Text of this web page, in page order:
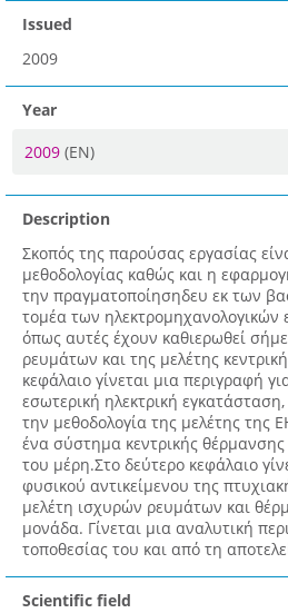
Issued
2009
Year
2009 (EN)
Description
Σκοπός της παρούσας εργασίας
μεθοδολογίας καθώς και η
την πραγματοποίησηδευ εκ των
τομέα των ηλεκτρομηχανολογικών
όπως αυτές έχουν καθιερωθεί
ρευμάτων και της μελέτης
κεφάλαιο γίνεται μια περιγραφή
εσωτερική ηλεκτρική εγκατάσταση,
την μεθοδολογία της μελέτης της
ένα σύστημα κεντρικής θέρμανσης
του μέρη.Στο δεύτερο κεφάλαιο
φυσικού αντικείμενου της
μελέτη ισχυρών ρευμάτων και
μονάδα. Γίνεται μια αναλυτική
τοποθεσίας του και από τη
Scientific field